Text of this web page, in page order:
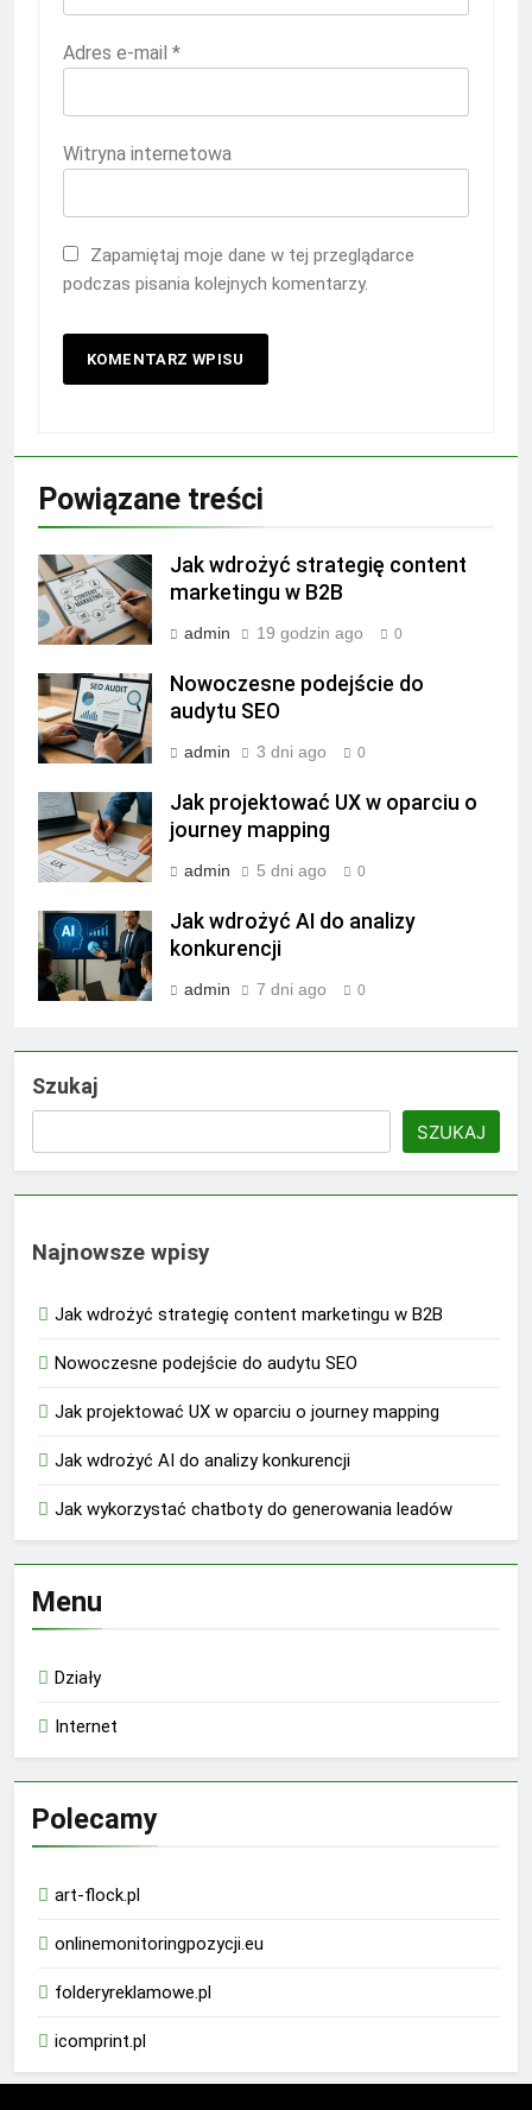
Adres e-mail *
Witryna internetowa
Zapamiętaj moje dane w tej przeglądarce
podczas pisania kolejnych komentarzy.
Powiązane treści
Jak wdrożyć strategię content
marketingu w B2B
admin 19 godzin ago 0
Nowoczesne podejście do
audytu SEO
admin 3 dni ago 0
Jak projektować UX w oparciu o
journey mapping
admin 5 dni ago 0
Jak wdrożyć AI do analizy
konkurencji
admin 7 dni ago 0
Szukaj
SZUKAJ
Najnowsze wpisy
Jak wdrożyć strategię content marketingu w B2B
Nowoczesne podejście do audytu SEO
Jak projektować UX w oparciu o journey mapping
Jak wdrożyć AI do analizy konkurencji
Jak wykorzystać chatboty do generowania leadów
Menu
Działy
Internet
Polecamy
art-flock.pl
onlinemonitoringpozycji.eu
folderyreklamowe.pl
icomprint.pl